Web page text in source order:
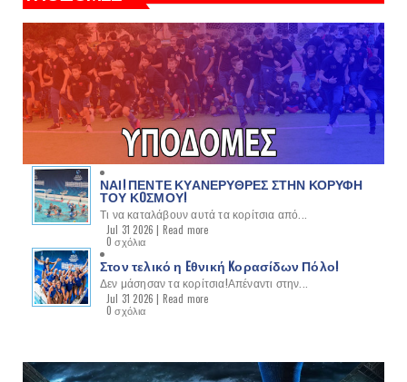
ΝΑΙ! ΠΕΝΤΕ ΚΥΑΝΕΡΥΘΡΕΣ ΣΤΗΝ ΚΟΡΥΦΗ
ΤΟΥ ΚOΣΜΟΥ!
Τι να καταλάβουν αυτά τα κορίτσια από...
Jul 31 2026 | Read more
0 σχόλια
Στον τελικό η Eθνική Kορασίδων Πόλο!
Δεν μάσησαν τα κορίτσια!Απέναντι στην...
Jul 31 2026 | Read more
0 σχόλια